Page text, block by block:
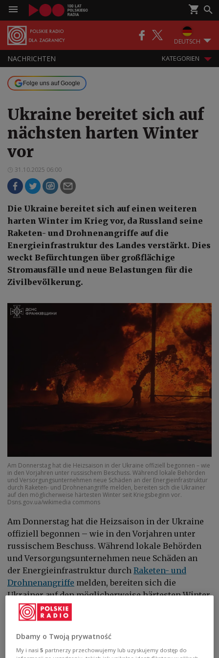
DEUTSCH
NACHRICHTEN KATEGORIEN
Folge uns auf Google
Ukraine bereitet sich auf
nächsten harten Winter
vor
31.10.2025 06:00
Die Ukraine bereitet sich auf einen weiteren
harten Winter im Krieg vor, da Russland seine
Raketen- und Drohnenangriffe auf die
Energieinfrastruktur des Landes verstärkt. Dies
weckt Befürchtungen über großflächige
Stromausfälle und neue Belastungen für die
Zivilbevölkerung.
Am Donnerstag hat die Heizsaison in der Ukraine offiziell begonnen – wie
in den Vorjahren unter russischem Beschuss. Während lokale Behörden
und Versorgungsunternehmen neue Schäden an der Energieinfrastruktur
durch Raketen- und Drohnenangriffe melden, bereiten sich die Ukrainer
auf den möglicherweise härtesten Winter seit Kriegsbeginn vor.
Dsns.gov.ua/wikimedia commons
Am Donnerstag hat die Heizsaison in der Ukraine
offiziell begonnen – wie in den Vorjahren unter
russischem Beschuss. Während lokale Behörden
und Versorgungsunternehmen neue Schäden an
der Energieinfrastruktur durch Raketen- und
Drohnenangriffe melden, bereiten sich die
Ukrainer auf den möglicherweise härtesten Winter
seit Kriegsbeginn vor. In den vergangenen Wochen
hat Russland seine Angriffe auf das ukrainische
Stromnetz verstärkt.
Dbamy o Twoją prywatność
My i nasi5 partnerzy przechowujemy lub uzyskujemy dostęp do